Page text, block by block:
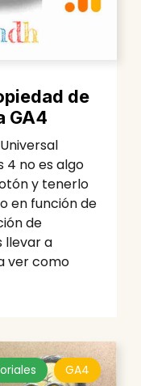
de
GA4
4 no es algo
y tenerlo
en función de
de
llevar a
ver como
GA4